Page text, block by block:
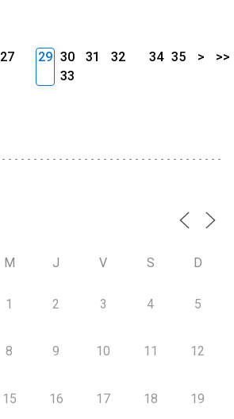
27
29 30 31
32
33
34 35 > >>
M J V S D
1 2 3 4 5
8 9 10 11 12
15 16 17 18 19